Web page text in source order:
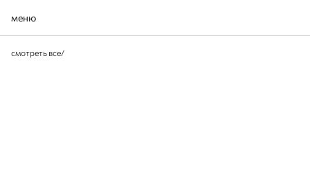
меню
смотреть все/